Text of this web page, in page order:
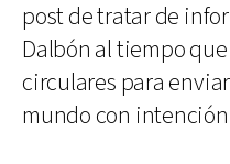
post de tratar de
Dalbón al tiempo
circulares para
mundo con